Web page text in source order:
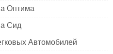
Оптима
Сид
Автомобилей